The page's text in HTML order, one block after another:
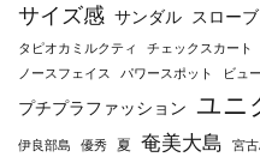
サイズ感 サンダル スロー
タピオカミルクティ チェックスカート
ノースフェイス
パワースポット ビュ
プチプラファッション ユニ
伊良部島 優秀 夏 奄美大島 宮古